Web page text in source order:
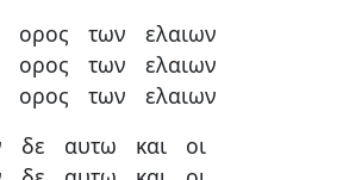
ορος
ορος
ορος
των
των
των
ελαιων
ελαιων
ελαιων
δε
αυτω
και
οι